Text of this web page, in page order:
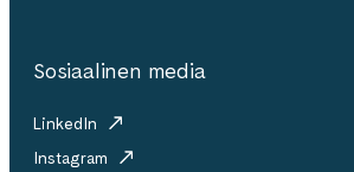
Sosiaalinen media
LinkedIn
Instagram